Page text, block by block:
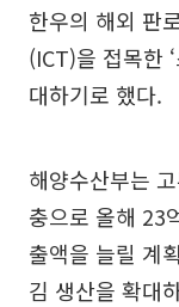
한우의 해외 판
(ICT)을 접목한
대하기로 했다.
해양수산부는
충으로 올해 23
출액을 늘릴 계
김 생산을 확대